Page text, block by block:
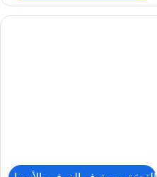
ميني بار وخزنة داخل الغرفة ومكتب